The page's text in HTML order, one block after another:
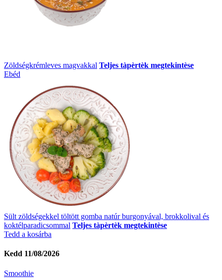
Zöldségkrémleves magvakkal Teljes tàpèrtèk megtekintèse
Ebéd
Sült zöldségekkel töltött gomba natúr burgonyával, brokkolival és
koktélparadicsommal Teljes tàpèrtèk megtekintèse
Tedd a kosárba
Kedd 11/08/2026
Smoothie